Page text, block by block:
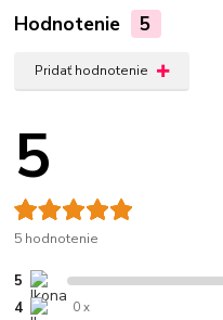
Hodnotenie 5
Pridať hodnotenie
5
5 hodnotenie
5
4 0 x